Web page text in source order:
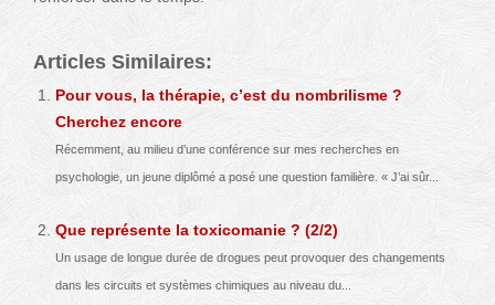
Articles Similaires:
Pour vous, la thérapie, c’est du nombrilisme ?
Cherchez encore
Récemment, au milieu d’une conférence sur mes recherches en
psychologie, un jeune diplômé a posé une question familière. « J’ai sûr...
Que représente la toxicomanie ? (2/2)
Un usage de longue durée de drogues peut provoquer des changements
dans les circuits et systèmes chimiques au niveau du...